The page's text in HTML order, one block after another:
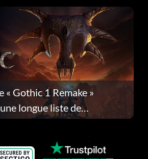
« Gothic 1 Remake »
longue liste de
la mise à jour 1.0.4